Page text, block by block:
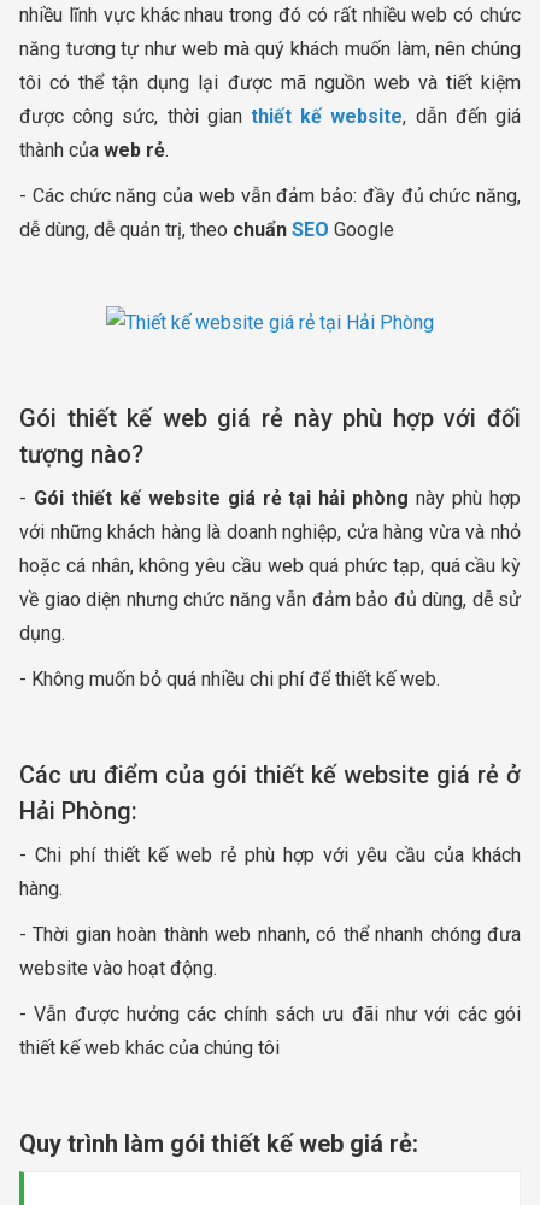
nhiều lĩnh vực khác nhau trong đó có rất nhiều web có chức
năng tương tự như web mà quý khách muốn làm, nên chúng
tôi có thể tận dụng lại được mã nguồn web và tiết kiệm
được công sức, thời gian thiết kế website, dẫn đến giá
thành của web rẻ.
- Các chức năng của web vẫn đảm bảo: đầy đủ chức năng,
dễ dùng, dễ quản trị, theo chuẩn SEO Google
Gói thiết kế web giá rẻ này phù hợp với đối
tượng nào?
- Gói thiết kế website giá rẻ tại hải phòng này phù hợp
với những khách hàng là doanh nghiệp, cửa hàng vừa và nhỏ
hoặc cá nhân, không yêu cầu web quá phức tạp, quá cầu kỳ
về giao diện nhưng chức năng vẫn đảm bảo đủ dùng, dễ sử
dụng.
- Không muốn bỏ quá nhiều chi phí để thiết kế web.
Các ưu điểm của gói thiết kế website giá rẻ ở
Hải Phòng:
- Chi phí thiết kế web rẻ phù hợp với yêu cầu của khách
hàng.
- Thời gian hoàn thành web nhanh, có thể nhanh chóng đưa
website vào hoạt động.
- Vẫn được hưởng các chính sách ưu đãi như với các gói
thiết kế web khác của chúng tôi
Quy trình làm gói thiết kế web giá rẻ: